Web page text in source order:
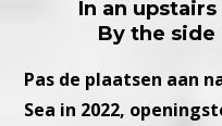
In an
By the side
Pas de plaatsen aan
Sea in 2022,